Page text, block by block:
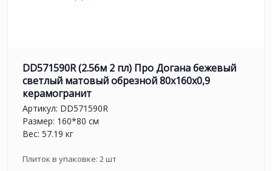
DD571590R (2.56м 2 пл) Про Догана бежевый
светлый матовый обрезной 80x160x0,9
керамогранит
Артикул: DD571590R
Размер: 160*80 см
Вес: 57.19 кг
Плиток в упаковке: 2шт